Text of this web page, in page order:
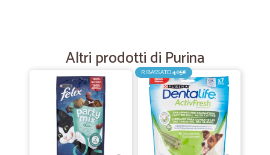
15/09/2020
—Marco A.
Buon acquisto
Buon acquisto
Altri prodotti di Purina
RIBASSATO4,05€